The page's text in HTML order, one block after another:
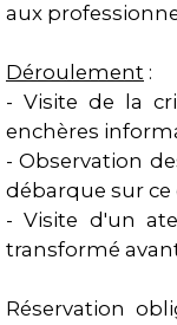
aux
Déroulement :
- Visite de la
enchères
- Observation
débarque sur ce
- Visite d'un
transformé
Réservation